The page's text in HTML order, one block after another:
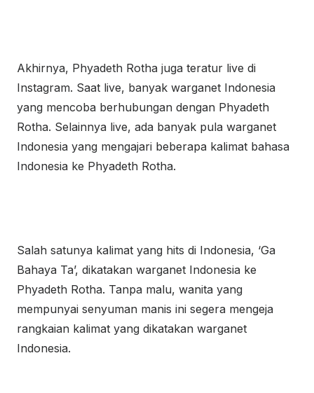
Akhirnya, Phyadeth Rotha juga teratur live di
Instagram. Saat live, banyak warganet Indonesia
yang mencoba berhubungan dengan Phyadeth
Rotha. Selainnya live, ada banyak pula warganet
Indonesia yang mengajari beberapa kalimat bahasa
Indonesia ke Phyadeth Rotha.
Salah satunya kalimat yang hits di Indonesia, ‘Ga
Bahaya Ta’, dikatakan warganet Indonesia ke
Phyadeth Rotha. Tanpa malu, wanita yang
mempunyai senyuman manis ini segera mengeja
rangkaian kalimat yang dikatakan warganet
Indonesia.